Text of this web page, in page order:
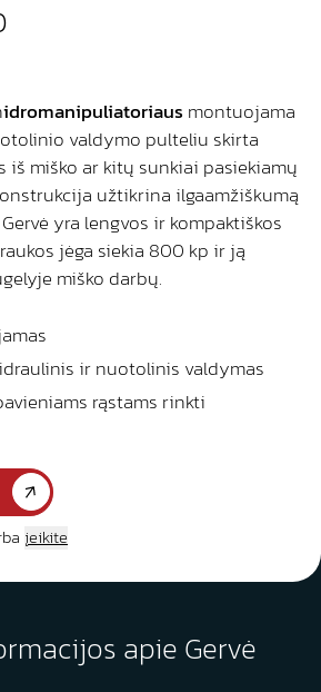
idromanipuliatoriaus montuojama
valdymo pulteliu skirta
iš miško ar kitų sunkiai pasiekiamų
užtikrina ilgaamžiškumą
yra lengvos ir kompaktiškos
jėga siekia 800 kp ir ją
miško darbų.
ir nuotolinis valdymas
rąstams rinkti
įeikite
apie Gervė